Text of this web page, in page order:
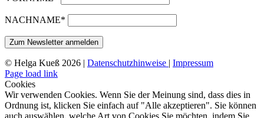
NACHNAME*
© Helga Kueß 2026 | Datenschutzhinweise | Impressum
Page load link
Cookies
Wir verwenden Cookies. Wenn Sie der Meinung sind, dass dies in
Ordnung ist, klicken Sie einfach auf "Alle akzeptieren". Sie können
auch auswählen, welche Art von Cookies Sie möchten, indem Sie